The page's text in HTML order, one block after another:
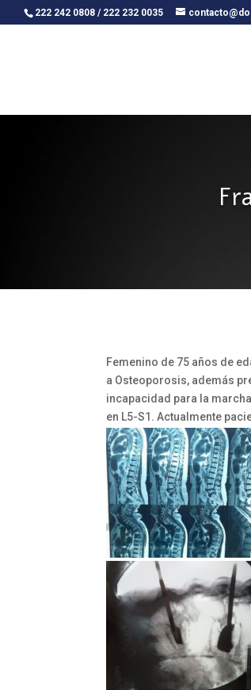
222 242 0808 / 222 232 0035
Femenino de 75 años de
a Osteoporosis, además
incapacidad para la
en L5-S1. Actualmente